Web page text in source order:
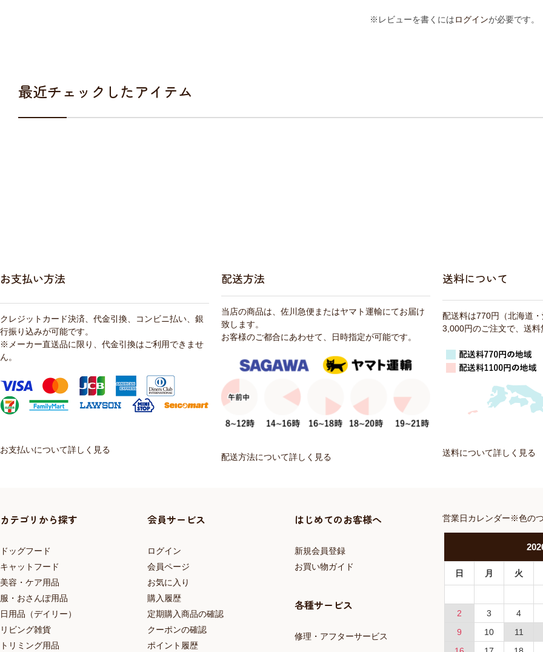
※レビューを書くにはログインが必要です。
最近チェックしたアイテム
お支払い方法
クレジットカード決済、代金引換、コンビニ払い、銀
行振り込みが可能です。
※メーカー直送品に限り、代金引換はご利用できませ
ん。
お支払いについて詳しく見る
配送方法
当店の商品は、佐川急便またはヤマト運輸にてお届け
致します。
お客様のご都合にあわせて、日時指定が可能です。
配送方法について詳しく見る
送料について
配送料は770円（北海道
3,000円のご注文で、送
送料について詳しく見る
カテゴリから探す
ドッグフード
キャットフード
美容・ケア用品
服・おさんぽ用品
日用品（デイリー）
リビング雑貨
トリミング用品
会員サービス
ログイン
会員ページ
お気に入り
購入履歴
定期購入商品の確認
クーポンの確認
ポイント履歴
はじめてのお客様へ
新規会員登録
お買い物ガイド
各種サービス
修理・アフターサービス
営業日カレンダー※色の
日 月 火
2 3
4
9
10
11